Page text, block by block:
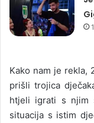
Kako nam je rekla,
prišli trojica
htjeli igrati s njim
situacija s istim